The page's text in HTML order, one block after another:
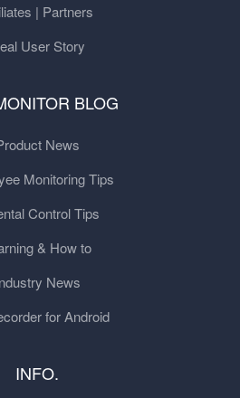
| Partners
User Story
BLOG
News
Monitoring Tips
Control Tips
& How to
News
for Android
INFO.